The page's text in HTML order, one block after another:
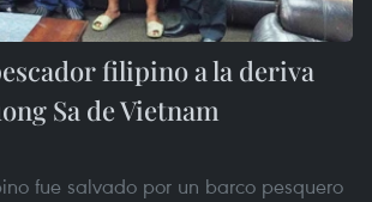
filipino a la deriva
Sa de Vietnam
fue salvado por un barco pesquero